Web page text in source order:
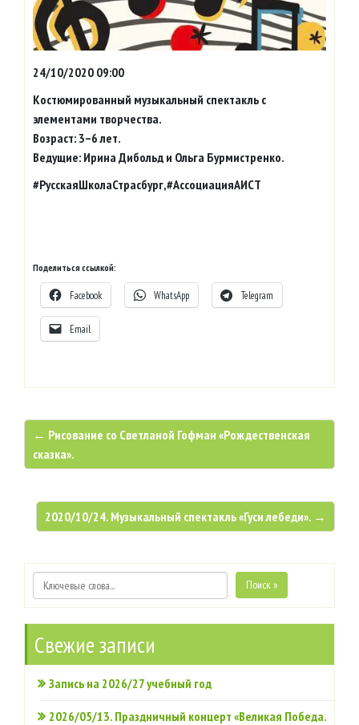
24/10/2020 09:00
Костюмированный музыкальный спектакль с
элементами творчества.
Возраст: 3–6 лет.
Ведущие: Ирина Дибольд и Ольга Бурмистренко.
#РусскаяШколаСтрасбург,#АссоциацияАИСТ
Поделиться ссылкой:
Facebook WhatsApp Telegram
Email
← Рисование со Светланой Гофман «Рождественская
сказка».
2020/10/24. Музыкальный спектакль «Гуси лебеди». →
Поиск »
Свежие записи
Запись на 2026/27 учебный год
2026/05/13. Праздничный концерт «Великая Победа.